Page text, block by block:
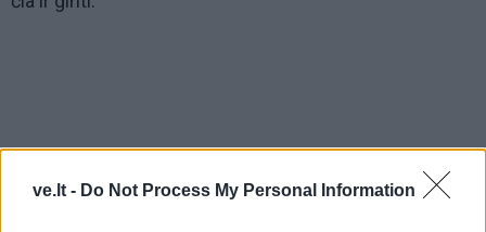
ve.lt - Do Not Process My Personal Information